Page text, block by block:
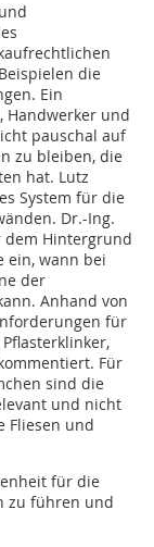
die
Ein
Handwerker und
pauschal auf
zu bleiben, die
hat. Lutz
System für die
Dr.-Ing.
dem Hintergrund
ein, wann bei
der
Anhand von
für
Für
sind die
und nicht
Fliesen und
für die
zu führen und